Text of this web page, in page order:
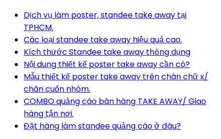
Dịch vụ làm poster, standee take away tại
TPHCM.
Các loại standee take away hiệu quả cao.
Kích thước Standee take away thông dụng
Nội dung thiết kế poster take away cần có?
Mẫu thiết kế poster take away trên chân chữ x/
chân cuốn nhôm.
COMBO quảng cáo bán hàng TAKE AWAY/ Giao
hàng tận nơi.
Đặt hàng làm standee quảng cáo ở đâu?